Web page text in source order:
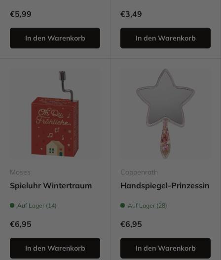
€5,99
In den Warenkorb
€3,49
In den Warenkorb
Moses
Spieluhr Wintertraum
Auf Lager (14)
€6,95
In den Warenkorb
Coppenrath
Handspiegel-Prinzessin
Auf Lager (28)
€6,95
In den Warenkorb